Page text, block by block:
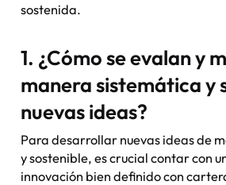
sostenida.
1. ¿Cómo se evalan y
manera sistemática y
nuevas ideas?
Para desarrollar nuevas ideas de
y sostenible, es crucial contar con
innovación bien definido con